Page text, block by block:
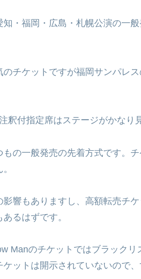
・福岡・広島・札幌公演の一
チケットですが福岡サンパレ
付指定席はステージがかなり
の一般発売の先着方式です。
響もありますし、高額転売チ
るはずです。
Manのチケットではブラックリ
ケットは開示されていないので